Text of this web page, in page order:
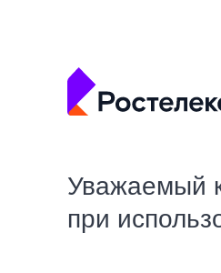
Уважаемый
при